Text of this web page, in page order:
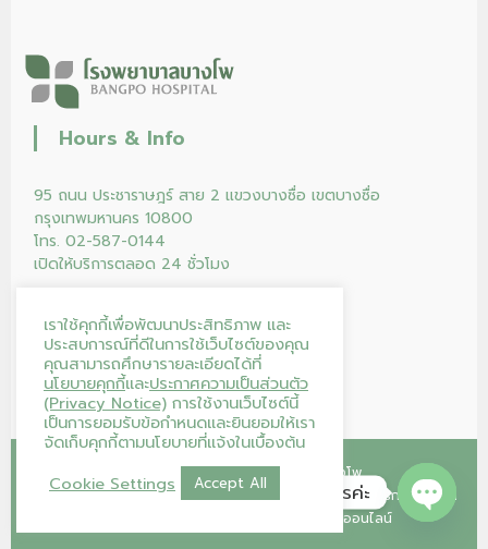
Hours & Info
95 ถนน ประชาราษฎร์ สาย 2 แขวงบางซื่อ เขตบางซื่อ
กรุงเทพมหานคร 10800
โทร. 02-587-0144
เปิดให้บริการตลอด 24 ชั่วโมง
Copyright © 2026โรงพยาบาลบางโพ
หน้าแรก
คลินิก โปรแกรม/แพ็กเกจ ร้านค้าของเรา
บริการของเรา
ลงทะเบียนนัดออนไลน์
เราใช้คุกกี้เพื่อพัฒนาประสิทธิภาพ และ
ประสบการณ์ที่ดีในการใช้เว็บไซต์ของคุณ
คุณสามารถศึกษารายละเอียดได้ที่
นโยบายคุกกี้และประกาศความเป็นส่วนตัว
(Privacy Notice) การใช้งานเว็บไซต์นี้
เป็นการยอมรับข้อกำหนดและยินยอมให้เรา
จัดเก็บคุกกี้ตามนโยบายที่แจ้งในเบื้องต้น
Cookie Settings
Accept All
โรงพยาบาลบางโพ ยินดีให้บริการค่ะ
Open